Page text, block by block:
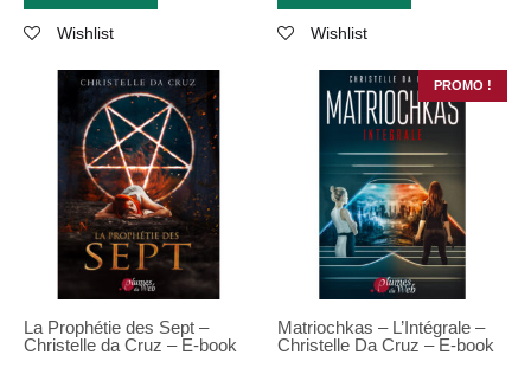
Wishlist Wishlist
La Prophétie des Sept –
Christelle da Cruz – E-book
PROMO !
Matriochkas – L’Intégrale –
Christelle Da Cruz – E-book